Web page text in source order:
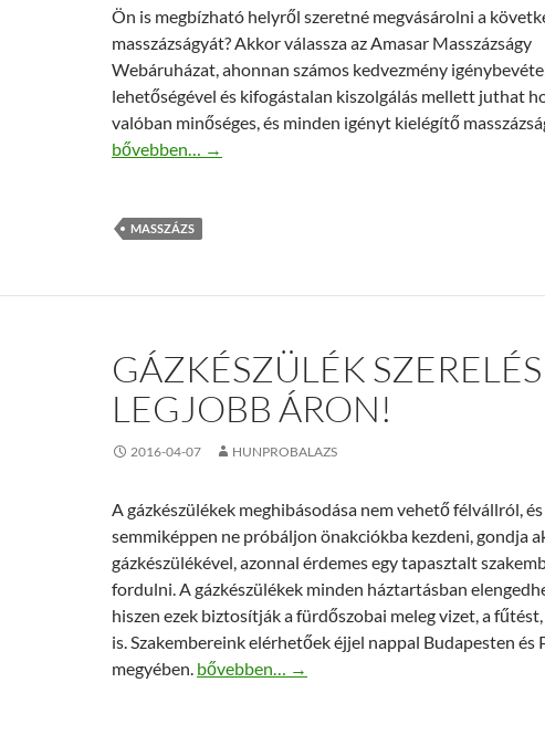
Ön is megbízható helyről szeretné megvásárolni a
masszázságyát? Akkor válassza az Amasar Masszázságy
Webáruházat, ahonnan számos kedvezmény
lehetőségével és kifogástalan kiszolgálás mellett juthat
valóban minőséges, és minden igényt kielégítő
Megbízható összecsukható masszázságy egy megbízható
bővebben… →
MASSZÁZS
GÁZKÉSZÜLÉK
LEGJOBB ÁRON!
2016-04-07 HUNPROBALAZS
A gázkészülékek meghibásodása nem vehető félvállról, és
semmiképpen ne próbáljon önakciókba kezdeni, gondja
gázkészülékével, azonnal érdemes egy tapasztalt
fordulni. A gázkészülékek minden háztartásban
hiszen ezek biztosítják a fürdőszobai meleg vizet, a fűtést,
is. Szakembereink elérhetőek éjjel nappal Budapesten és
megyében. Gázkészülék szerelés a legjobb áron!
bővebben… →